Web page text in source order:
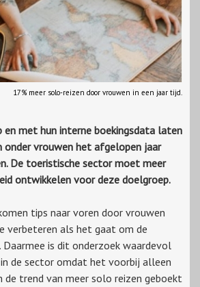
17% meer solo-reizen door vrouwen in een jaar tijd.
en met hun interne boekingsdata laten
onder vrouwen het afgelopen jaar
De toeristische sector moet meer
ontwikkelen voor deze doelgroep.
tips naar voren door vrouwen
verbeteren als het gaat om de
Daarmee is dit onderzoek waardevol
de sector omdat het voorbij alleen
trend van meer solo reizen geboekt